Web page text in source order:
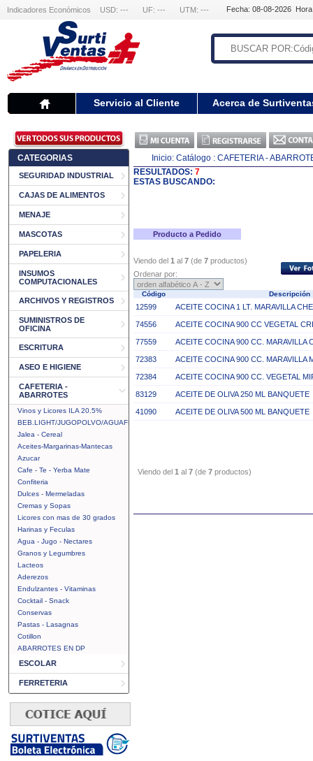
Indicadores Económicos USD: --- UF: --- UTM: --- Fecha: 08-08-2026
Servicio al Cliente Acerca de
CATEGORIAS
SEGURIDAD INDUSTRIAL
CAJAS DE ALIMENTOS
MENAJE
MASCOTAS
PAPELERIA
INSUMOS
COMPUTACIONALES
ARCHIVOS Y REGISTROS
SUMINISTROS DE
OFICINA
ESCRITURA
ASEO E HIGIENE
CAFETERIA -
ABARROTES
Vinos y Licores ILA 20.5%
BEB.LIGHT/JUGOPOLVO/AGUAFRUTAL
Jalea - Cereal
Aceites-Margarinas-Mantecas
Azucar
Cafe - Te - Yerba Mate
Confiteria
Dulces - Mermeladas
Cremas y Sopas
Licores con mas de 30 grados
Harinas y Feculas
Agua - Jugo - Nectares
Granos y Legumbres
Lacteos
Aderezos
Endulzantes - Vitaminas
Cocktail - Snack
Conservas
Pastas - Lasagnas
Cotillon
ABARROTES EN DP
ESCOLAR
FERRETERIA
Inicio: Catálogo : CAFETERIA -
RESULTADOS: 7
ESTAS BUSCANDO:
Producto a Pedido
Viendo del 1 al 7 (de 7 productos)
Ordenar por:
Código
12599 ACEITE COCINA 1 LT. MARAVILLA
74556 ACEITE COCINA 900 CC VEGETAL
77559 ACEITE COCINA 900 CC. MARAVILLA
72383 ACEITE COCINA 900 CC. MARAVILLA
72384 ACEITE COCINA 900 CC. VEGETAL
83129 ACEITE DE OLIVA 250 ML BANQUETE
41090 ACEITE DE OLIVA 500 ML BANQUETE
Viendo del 1 al 7 (de 7 productos)